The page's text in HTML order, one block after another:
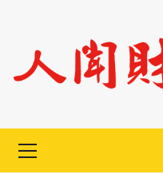
content
Menu